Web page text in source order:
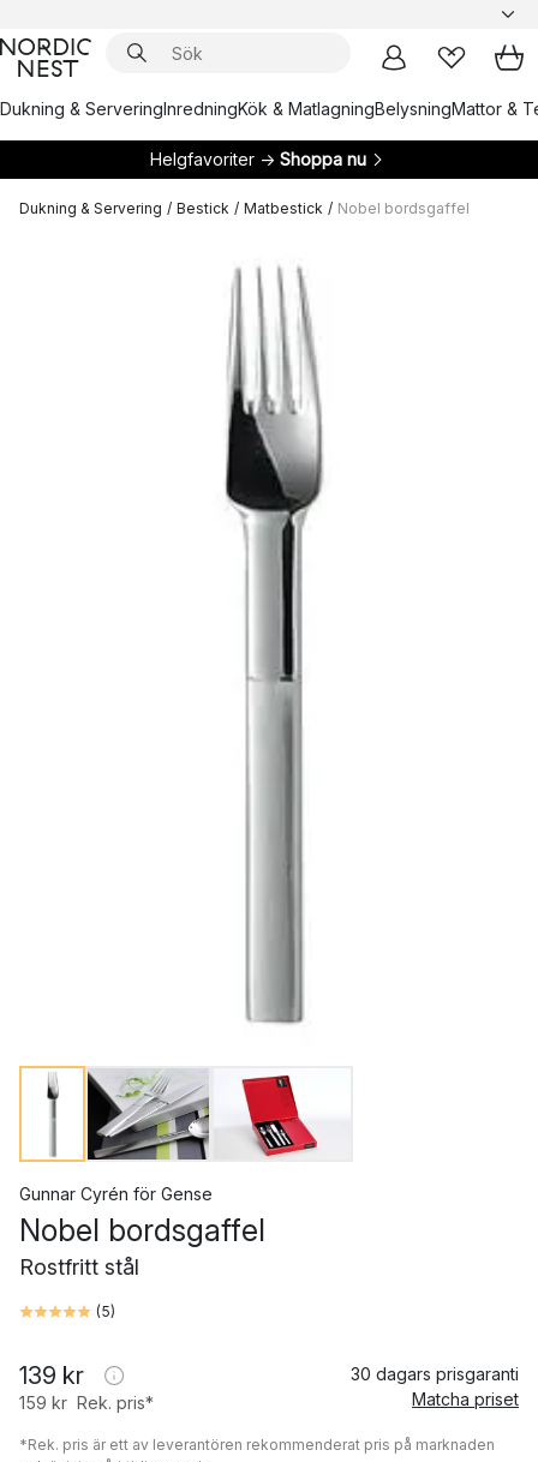
Dukning & ServeringInredningKök & MatlagningBelysningMattor &
Helgfavoriter → Shoppa nu
Dukning & Servering / Bestick / Matbestick / Nobel bordsgaffel
Gunnar Cyrén för Gense
Nobel bordsgaffel
Rostfritt stål
(5)
139 kr
159 kr Rek. pris*
30 dagars prisgaranti
Matcha priset
*Rek. pris är ett av leverantören rekommenderat pris på marknaden